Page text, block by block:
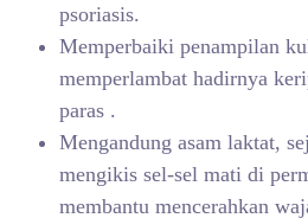
psoriasis.
Memperbaiki penampilan
memperlambat hadirnya
paras .
Mengandung asam laktat,
mengikis sel-sel mati di
membantu mencerahkan